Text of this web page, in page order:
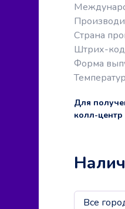
Страна
Штрих-код
Форма
Для
колл-центр